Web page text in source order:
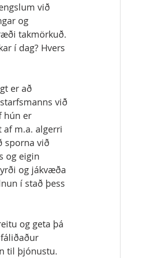
við
og
takmörkuð.
í dag? Hvers
er að
við
hún er
m.a. algerri
sporna við
og eigin
og jákvæða
í stað þess
og geta þá
til þjónustu.